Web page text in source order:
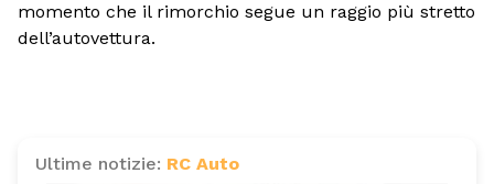
momento che il rimorchio segue un raggio più stretto
dell’autovettura.
Ultime notizie: RC Auto